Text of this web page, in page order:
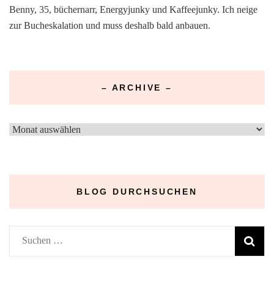
Benny, 35, büchernarr, Energyjunky und Kaffeejunky. Ich neige
zur Bucheskalation und muss deshalb bald anbauen.
– ARCHIVE –
–
BLOG DURCHSUCHEN
Suchen
nach: